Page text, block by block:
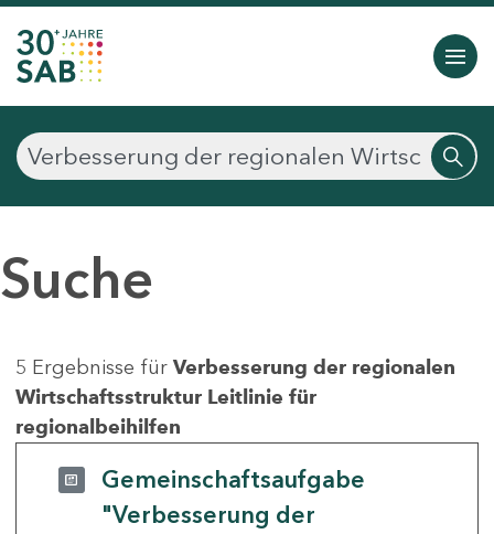
Suche
5 Ergebnisse für Verbesserung der regionalen
Wirtschaftsstruktur Leitlinie für
regionalbeihilfen
Gemeinschaftsaufgabe
"Verbesserung der